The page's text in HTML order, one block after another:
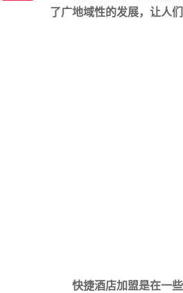
了广地域性的发展，让人
快捷酒店加盟是在一